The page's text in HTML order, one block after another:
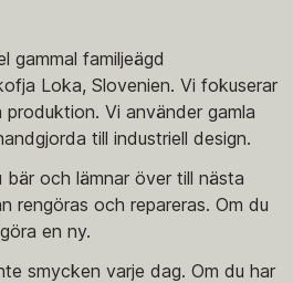
gammal familjeägd
Loka, Slovenien. Vi fokuserar
Vi använder gamla
till industriell design.
och lämnar över till nästa
rengöras och repareras. Om du
en ny.
smycken varje dag. Om du har